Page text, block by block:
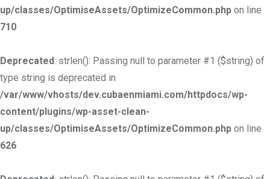
up/classes/OptimiseAssets/OptimizeCommon.php on line
710
Deprecated: strlen(): Passing null to parameter #1 ($string) of
type string is deprecated in
/var/www/vhosts/dev.cubaenmiami.com/httpdocs/wp-
content/plugins/wp-asset-clean-
up/classes/OptimiseAssets/OptimizeCommon.php on line
626